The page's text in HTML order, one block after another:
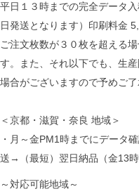
平日１３時までの完全データ
日発送となります）印刷料金
ご注文枚数が３０枚を超える
す。また、それ以下でも、生
場合がございますので予めご了
＜京都・滋賀・奈良 地域＞
・月～金PM1時までにデータ
送→（最短）翌日納品（金13時
～対応可能地域～